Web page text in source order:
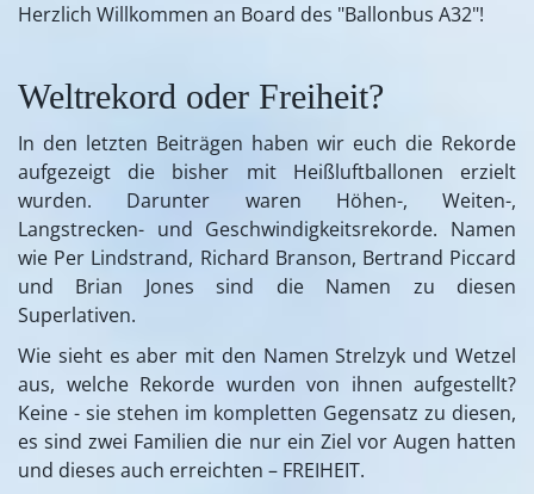
Herzlich Willkommen an Board des "Ballonbus A32"!
Weltrekord oder Freiheit?
In den letzten Beiträgen haben wir euch die Rekorde
aufgezeigt die bisher mit Heißluftballonen erzielt
wurden. Darunter waren Höhen-, Weiten-,
Langstrecken- und Geschwindigkeitsrekorde. Namen
wie Per Lindstrand, Richard Branson, Bertrand Piccard
und Brian Jones sind die Namen zu diesen
Superlativen.
Wie sieht es aber mit den Namen Strelzyk und Wetzel
aus, welche Rekorde wurden von ihnen aufgestellt?
Keine - sie stehen im kompletten Gegensatz zu diesen,
es sind zwei Familien die nur ein Ziel vor Augen hatten
und dieses auch erreichten – FREIHEIT.